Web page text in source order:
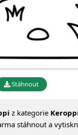
Stáhnout
z kategorie
stáhnout a